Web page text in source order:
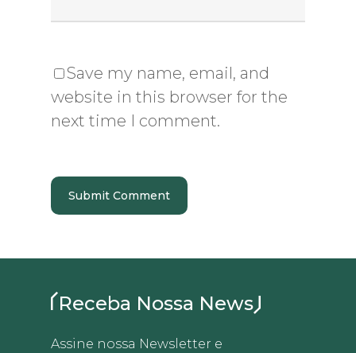
Save my name, email, and
website in this browser for the
next time I comment.
Receba Nossa News
Assine nossa Newsletter e